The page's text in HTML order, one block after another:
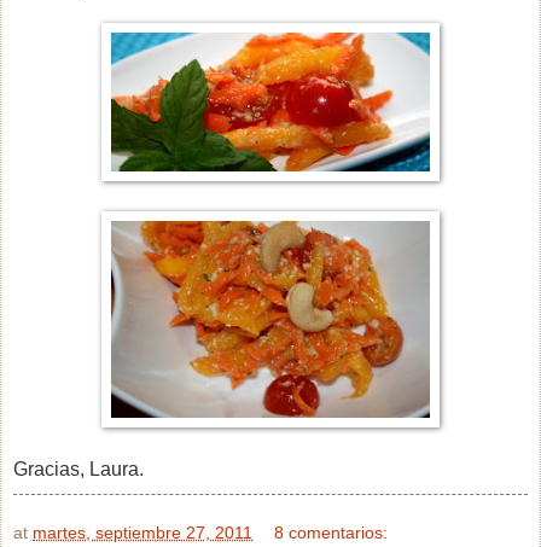
Gracias, Laura.
at martes, septiembre 27, 2011 8 comentarios: